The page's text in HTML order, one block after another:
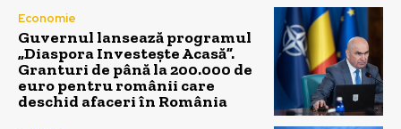
Economie
Guvernul lansează programul
„Diaspora Investește Acasă”.
Granturi de până la 200.000 de
euro pentru românii care
deschid afaceri în România